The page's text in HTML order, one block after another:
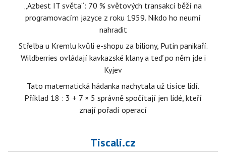
„Azbest IT světa“: 70 % světových transakcí běží na
programovacím jazyce z roku 1959. Nikdo ho neumí
nahradit
Střelba u Kremlu kvůli e-shopu za biliony, Putin panikaří.
Wildberries ovládají kavkazské klany a teď po něm jde i
Kyjev
Tato matematická hádanka nachytala už tisíce lidí.
Příklad 18 : 3 + 7 × 5 správně spočítají jen lidé, kteří
znají pořadí operací
Tiscali.cz